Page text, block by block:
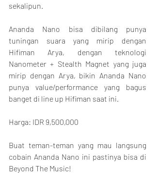
sekalipun.
Ananda Nano bisa dibilang punya
tuningan suara yang mirip dengan
Hifiman Arya, dengan teknologi
Nanometer + Stealth Magnet yang juga
mirip dengan Arya, bikin Ananda Nano
punya value/performance yang bagus
banget di line up Hifiman saat ini.
Harga: IDR 9,500,000
Buat teman-teman yang mau langsung
cobain Ananda Nano ini pastinya bisa di
Beyond The Music!